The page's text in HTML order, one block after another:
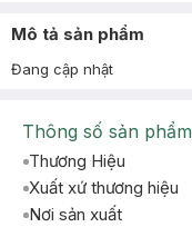
Mô tả sản phẩm
Đang cập nhật
Thông số sản phẩm
Thương Hiệu
Xuất xứ thương hiệu
Nơi sản xuất